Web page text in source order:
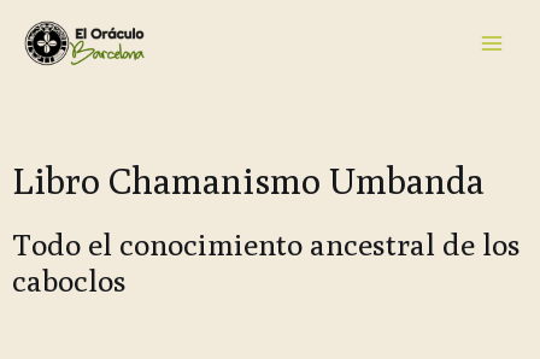
Libro Chamanismo Umbanda
Todo el conocimiento ancestral de los
caboclos